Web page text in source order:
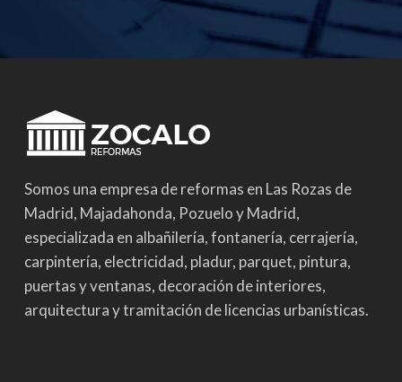
Somos una empresa de reformas en Las Rozas de
Madrid, Majadahonda, Pozuelo y Madrid,
especializada en albañilería, fontanería, cerrajería,
carpintería, electricidad, pladur, parquet, pintura,
puertas y ventanas, decoración de interiores,
arquitectura y tramitación de licencias urbanísticas.